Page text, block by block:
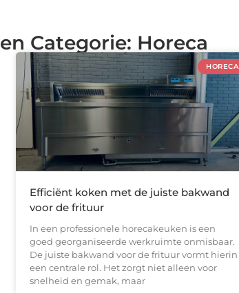
Categorie: Horeca
HORECA
Efficiënt koken met de juiste bakwand
voor de frituur
In een professionele horecakeuken is een
goed georganiseerde werkruimte onmisbaar.
De juiste bakwand voor de frituur vormt hierin
een centrale rol. Het zorgt niet alleen voor
snelheid en gemak, maar